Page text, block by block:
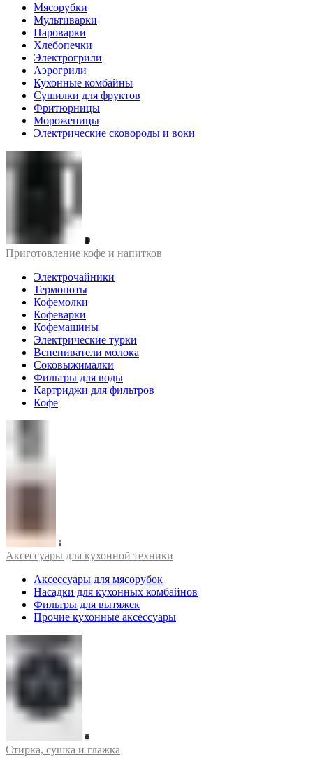
Мясорубки
Мультиварки
Пароварки
Хлебопечки
Электрогрили
Аэрогрили
Кухонные комбайны
Сушилки для фруктов
Фритюрницы
Мороженицы
Электрические сковороды и воки
Приготовление кофе и напитков
Электрочайники
Термопоты
Кофемолки
Кофеварки
Кофемашины
Электрические турки
Вспениватели молока
Соковыжималки
Фильтры для воды
Картриджи для фильтров
Кофе
Аксессуары для кухонной техники
Аксессуары для мясорубок
Насадки для кухонных комбайнов
Фильтры для вытяжек
Прочие кухонные аксессуары
Стирка, сушка и глажка